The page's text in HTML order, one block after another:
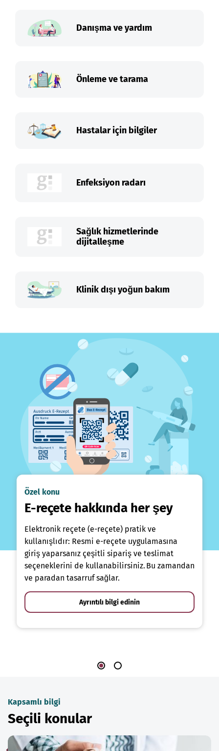
Danışma ve yardım
Önleme ve tarama
Hastalar için bilgiler
Enfeksiyon radarı
Sağlık hizmetlerinde
dijitalleşme
Klinik dışı yoğun bakım
Özel konu
E-reçete hakkında her şey
Elektronik reçete (e-reçete) pratik ve
kullanışlıdır: Resmi e-reçete uygulamasına
giriş yaparsanız çeşitli sipariş ve teslimat
seçeneklerini de kullanabilirsiniz. Bu zamandan
ve paradan tasarruf sağlar.
Ayrıntılı bilgi edinin
Kapsamlı bilgi
Seçili konular